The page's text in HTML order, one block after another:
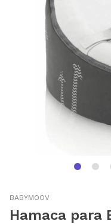
BABYMOOV
Hamaca para